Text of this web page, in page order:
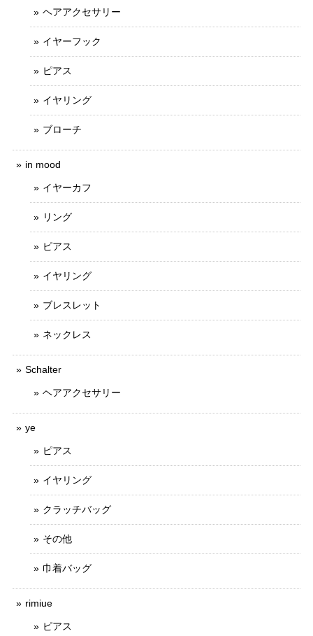
ヘアアクセサリー
イヤーフック
ピアス
イヤリング
ブローチ
in mood
イヤーカフ
リング
ピアス
イヤリング
ブレスレット
ネックレス
Schalter
ヘアアクセサリー
ye
ピアス
イヤリング
クラッチバッグ
その他
巾着バッグ
rimiue
ピアス